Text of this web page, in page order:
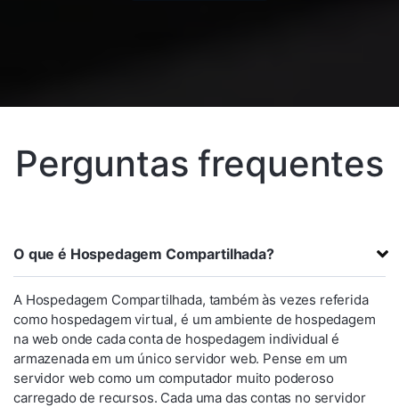
Perguntas frequentes
O que é Hospedagem Compartilhada?
A Hospedagem Compartilhada, também às vezes referida
como hospedagem virtual, é um ambiente de hospedagem
na web onde cada conta de hospedagem individual é
armazenada em um único servidor web. Pense em um
servidor web como um computador muito poderoso
carregado de recursos. Cada uma das contas no servidor